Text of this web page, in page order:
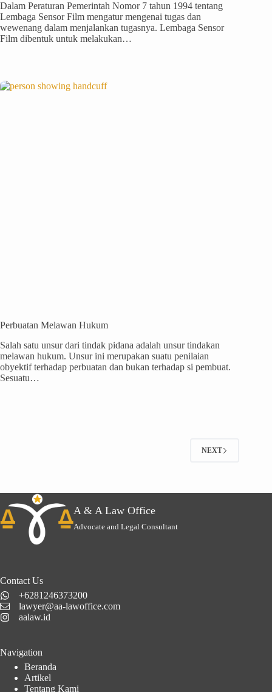
Dalam Peraturan Pemerintah Nomor 7 tahun 1994 tentang
Lembaga Sensor Film mengatur mengenai tugas dan
wewenang dalam menjalankan tugasnya. Lembaga Sensor
Film dibentuk untuk melakukan…
Perbuatan Melawan Hukum
Salah satu unsur dari tindak pidana adalah unsur tindakan
melawan hukum. Unsur ini merupakan suatu penilaian
obyektif terhadap perbuatan dan bukan terhadap si pembuat.
Sesuatu…
NEXT
A & A Law Office
Advocate and Legal Consultant
Contact Us
+6281246373200
lawyer@aa-lawoffice.com
aalaw.id
Navigation
Beranda
Artikel
Tentang Kami